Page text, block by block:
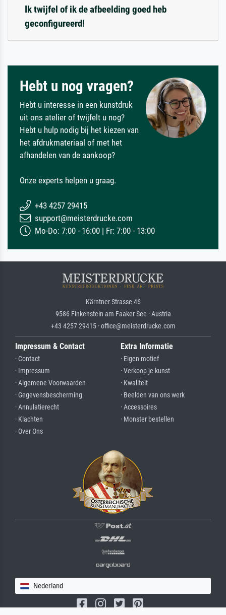
Ik twijfel of ik de afbeelding goed heb
geconfigureerd!
Hebt u nog vragen?
Hebt u interesse in een kunstdruk
uit ons atelier of twijfelt u nog?
Hebt u hulp nodig bij het kiezen van
het afdrukmateriaal of met het
afhandelen van de aankoop?
Onze experts helpen u graag.
+43 4257 29415
support@meisterdrucke.com
Mo-Do: 7:00 - 16:00 | Fr: 7:00 - 13:00
Kärntner Strasse 46
9586 Finkenstein am Faaker See · Austria
+43 4257 29415 · office@meisterdrucke.com
Impressum & Contact
· Contact
· Impressum
· Algemene Voorwaarden
· Gegevensbescherming
· Annulatierecht
· Klachten
· Over Ons
Extra Informatie
· Eigen motief
· Verkoop je kunst
· Kwaliteit
· Beelden van ons werk
· Accessoires
· Monster bestellen
Nederland